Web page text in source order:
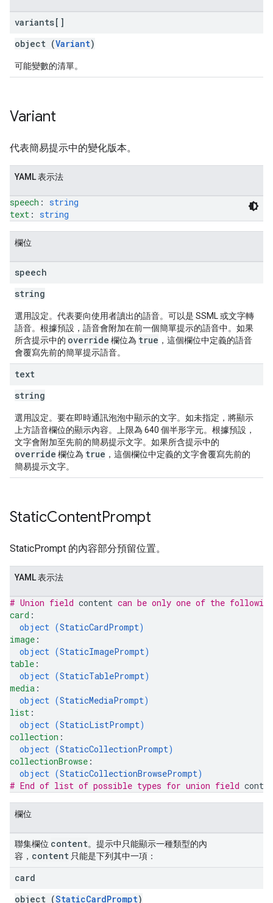
variants[]
object (Variant)
可能變數的清單。
Variant
代表簡易提示中的變化版本。
YAML 表示法
speech : string
text : string
欄位
speech
string
選用設定。代表要向使用者讀出的語音。可以是 SSML 或文字轉
語音。根據預設，語音會附加在前一個簡單提示的語音中。如果
所含提示中的 override 欄位為 true ，這個欄位中定義的語音
會覆寫先前的簡單提示語音。
text
string
選用設定。要在即時通訊泡泡中顯示的文字。如未指定，將顯示
上方語音欄位的顯示內容。上限為 640 個半形字元。根據預設，
文字會附加至先前的簡易提示文字。如果所含提示中的
override 欄位為 true ，這個欄位中定義的文字會覆寫先前的
簡易提示文字。
StaticContentPrompt
StaticPrompt 的內容部分預留位置。
YAML 表示法
# Union field content can be only one of the
card :
object (StaticCardPrompt)
image :
object (StaticImagePrompt)
table :
object (StaticTablePrompt)
media :
object (StaticMediaPrompt)
list :
object (StaticListPrompt)
collection :
object (StaticCollectionPrompt)
collectionBrowse :
object (StaticCollectionBrowsePrompt)
# End of list of possible types for union field
欄位
聯集欄位 content。提示中只能顯示一種類型的內
容， content 只能是下列其中一項：
card
object (StaticCardPrompt)